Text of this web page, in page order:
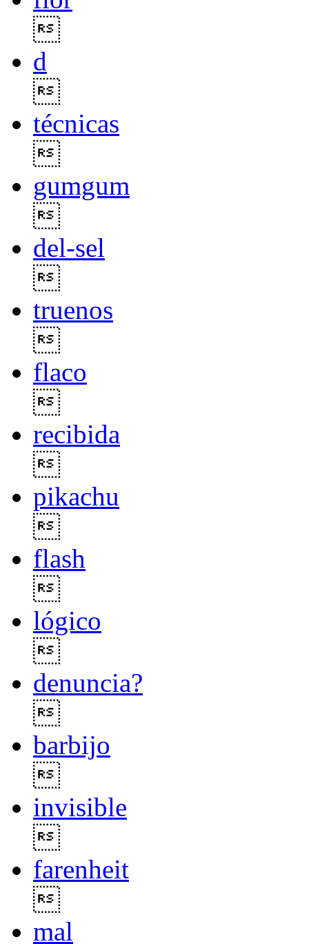
d
técnicas
gumgum
del-sel
truenos
flaco
recibida
pikachu
flash
lógico
denuncia?
barbijo
invisible
farenheit
mal